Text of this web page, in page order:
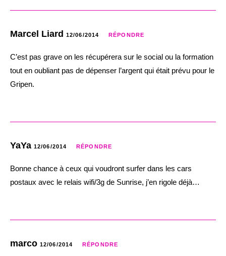
Marcel Liard 12/06/2014 RÉPONDRE
C’est pas grave on les récupérera sur le social ou la formation
tout en oubliant pas de dépenser l’argent qui était prévu pour le
Gripen.
YaYa 12/06/2014 RÉPONDRE
Bonne chance à ceux qui voudront surfer dans les cars
postaux avec le relais wifi/3g de Sunrise, j’en rigole déjà…
marco 12/06/2014 RÉPONDRE